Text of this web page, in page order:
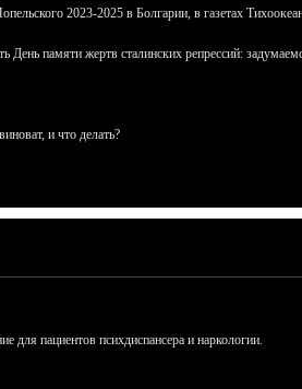
2023-2025 в Болгарии, в газетах
День памяти жертв сталинских репрессий:
и что делать?
для пациентов психдиспансера и наркологии.